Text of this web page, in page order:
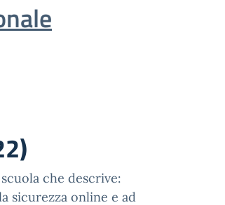
che descrive:
sicurezza online e ad